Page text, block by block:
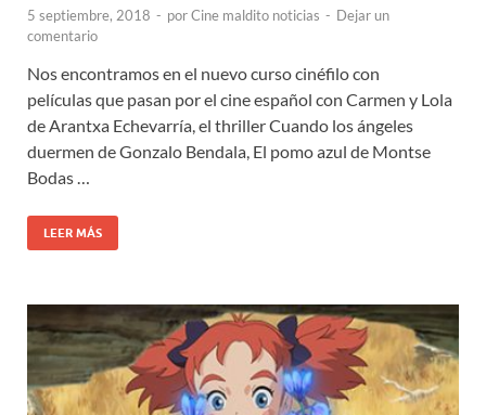
5 septiembre, 2018 - porCine maldito noticias - Dejar un
comentario
Nos encontramos en el nuevo curso cinéfilo con
películas que pasan por el cine español con Carmen y Lola
de Arantxa Echevarría, el thriller Cuando los ángeles
duermen de Gonzalo Bendala, El pomo azul de Montse
Bodas …
LEER MÁS